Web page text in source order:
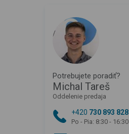
Potrebujete poradiť?
Michal Tareš
Oddelenie predaja
+420 730 893 828
Po - Pia: 8:30 - 16:30